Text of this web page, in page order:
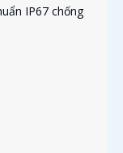
IP67 chống